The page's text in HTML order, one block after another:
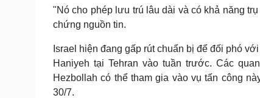
Cây thuốc
Sản phụ khoa
Nhi khoa
Nam khoa
Làm đẹp - giảm cân
Phòng mạch online
Ăn sạch sống khỏe
Blog
Tình yêu - Gia đình
"Nó cho phép lưu trú lâu dài và có khả năng
chứng nguồn tin.
Israel hiện đang gấp rút chuẩn bị để đối phó
Haniyeh tại Tehran vào tuần trước. Các
Hezbollah có thể tham gia vào vụ tấn công
30/7.